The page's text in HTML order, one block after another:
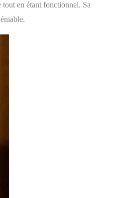
en étant fonctionnel. Sa